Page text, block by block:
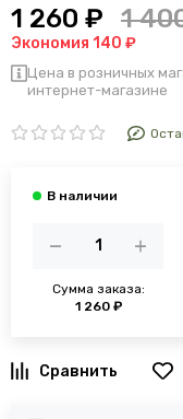
1 260 ₽ 1
Экономия 140 ₽
Цена в розничных
интернет-магазине
Сумма заказа:
1 260 ₽